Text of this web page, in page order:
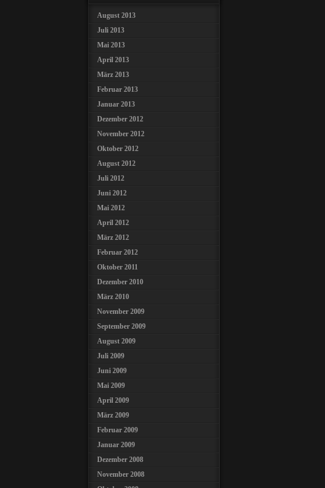
August 2013
Juli 2013
Mai 2013
April 2013
März 2013
Februar 2013
Januar 2013
Dezember 2012
November 2012
Oktober 2012
August 2012
Juli 2012
Juni 2012
Mai 2012
April 2012
März 2012
Februar 2012
Oktober 2011
Dezember 2010
März 2010
November 2009
September 2009
August 2009
Juli 2009
Juni 2009
Mai 2009
April 2009
März 2009
Februar 2009
Januar 2009
Dezember 2008
November 2008